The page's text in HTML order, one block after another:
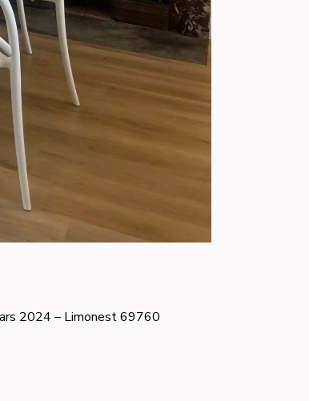
2024 – Limonest 69760